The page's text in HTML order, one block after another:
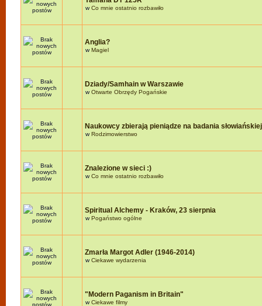
wCo mnie ostatnio rozbawiło
Anglia?
wMagiel
Dziady/Samhain w Warszawie
wOtwarte Obrzędy Pogańskie
Naukowcy zbierają pieniądze na badania
wRodzimowierstwo
Znalezione w sieci :)
wCo mnie ostatnio rozbawiło
Spiritual Alchemy - Kraków, 23 sierpnia
wPogaństwo ogólne
Zmarła Margot Adler (1946-2014)
wCiekawe wydarzenia
"Modern Paganism in Britain"
wCiekawe filmy